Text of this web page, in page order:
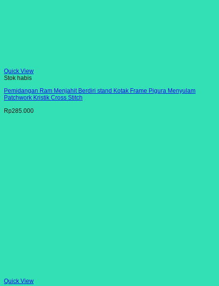
Quick View
Stok habis
Pemidangan Ram Menjahit Berdiri stand Kotak Frame Pigura Menyulam
Patchwork Kristik Cross Stitch
Rp285.000
Quick View